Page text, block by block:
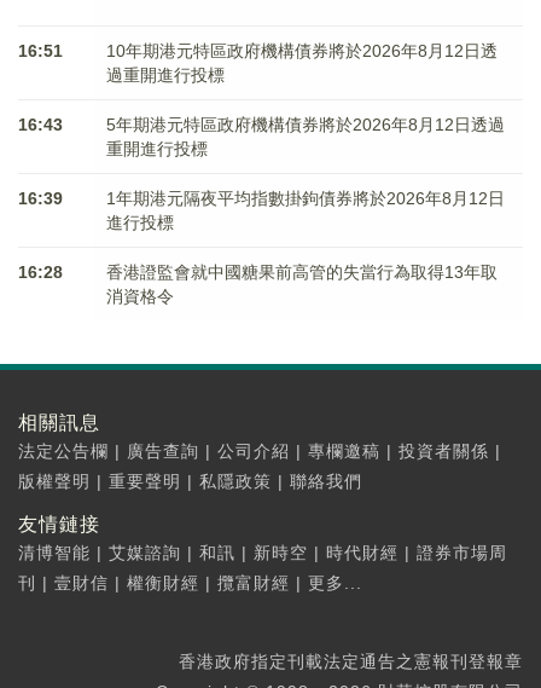
16:51
10年期港元特區政府機構債券將於2026年8月12日透
過重開進行投標
16:43
5年期港元特區政府機構債券將於2026年8月12日透過
重開進行投標
16:39
1年期港元隔夜平均指數掛鉤債券將於2026年8月12日
進行投標
16:28
香港證監會就中國糖果前高管的失當行為取得13年取
消資格令
相關訊息
法定公告欄 | 廣告查詢 | 公司介紹 | 專欄邀稿 | 投資者關係 |
版權聲明 | 重要聲明 | 私隱政策 | 聯絡我們
友情鏈接
清博智能 | 艾媒諮詢 | 和訊 | 新時空 | 時代財經 | 證券市場周
刊
| 壹財信 | 權衡財經 | 攬富財經 | 更多...
香港政府指定刊載法定通告之憲報刊登報章